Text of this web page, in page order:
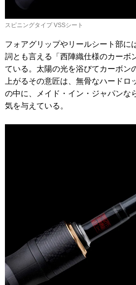
スピニングタイプ VSSシート
フォアグリップやリールシート部に
詞とも言える「西陣織仕様のカーボ
ている。太陽の光を浴びてカーボン
上がるその意匠は、無骨なハードロ
の中に、メイド・イン・ジャパンな
気を与えている。